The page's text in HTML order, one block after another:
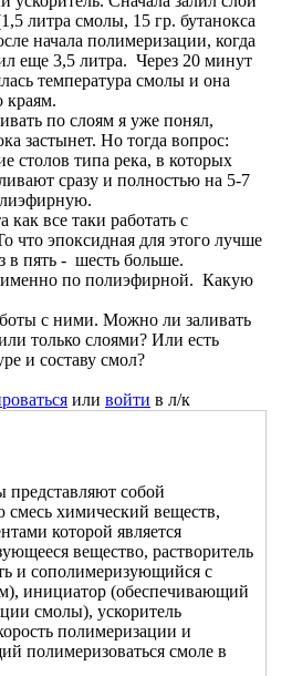
литра смолы, 15 гр. бутанокса
начала полимеризации, когда
еще 3,5 литра. Через 20 минут
температура смолы и она
краям.
по слоям я уже понял,
застынет. Но тогда вопрос:
столов типа река, в которых
сразу и полностью на 5-7
все таки работать с
что эпоксидная для этого лучше
в пять - шесть больше.
по полиэфирной. Какую
с ними. Можно ли заливать
только слоями? Или есть
и составу смол?
или войти в л/к
собой
химический веществ,
которой является
вещество, растворитель
и сополимеризующийся с
инициатор (обеспечивающий
смолы), ускоритель
полимеризации и
полимеризоваться смоле в